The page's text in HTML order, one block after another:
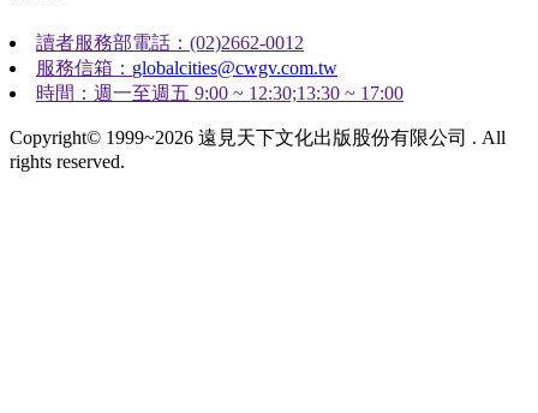
讀者服務部電話：(02)2662-0012
服務信箱： globalcities@cwgv.com.tw
時間：週一至週五 9:00 ~ 12:30;13:30 ~ 17:00
Copyright© 1999~2026 遠見天下文化出版股份有限公司 . All
rights reserved.